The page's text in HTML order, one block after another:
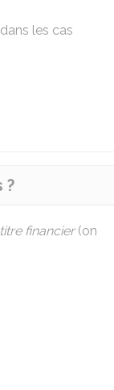
les cas
?
titre financier(on